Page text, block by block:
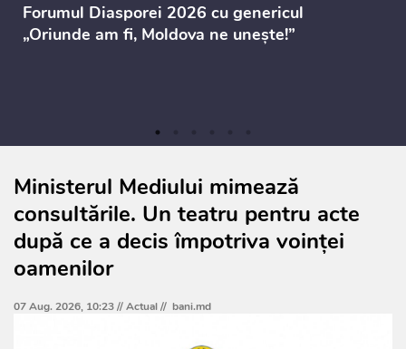
Forumul Diasporei 2026 cu genericul
„Oriunde am fi, Moldova ne unește!”
Ministerul Mediului mimează
consultările. Un teatru pentru acte
după ce a decis împotriva voinței
oamenilor
07 Aug. 2026, 10:23 //Actual// bani.md